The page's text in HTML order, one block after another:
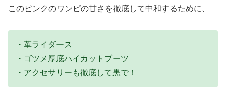
このピンクのワンピの甘さを徹底して中和するために、
・革ライダース
・ゴツメ厚底ハイカットブーツ
・アクセサリーも徹底して黒で！